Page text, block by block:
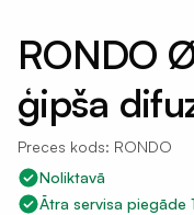
RONDO
ģipša
Preces kods: RONDO
Noliktavā
Ātra servisa piegāde